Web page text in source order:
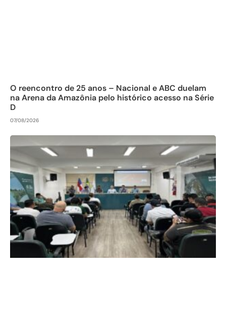
O reencontro de 25 anos – Nacional e ABC duelam
na Arena da Amazônia pelo histórico acesso na Série
D
07/08/2026